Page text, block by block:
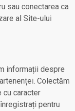
sau conectarea ca
al Site-ului
informații despre
Colectăm
cu caracter
pentru